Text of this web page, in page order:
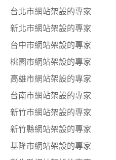
台北市網站架設的專家
新北市網站架設的專家
台中市網站架設的專家
桃園市網站架設的專家
高雄市網站架設的專家
台南市網站架設的專家
新竹市網站架設的專家
新竹縣網站架設的專家
基隆市網站架設的專家